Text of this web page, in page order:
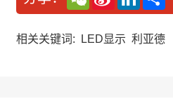
e
C
a
n
W
n
e
相关关键词: LED显示 利亚德